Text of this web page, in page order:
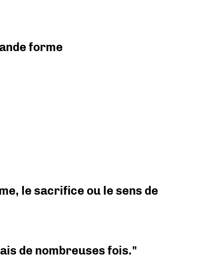
forme
le sacrifice ou le sens de
de nombreuses fois."